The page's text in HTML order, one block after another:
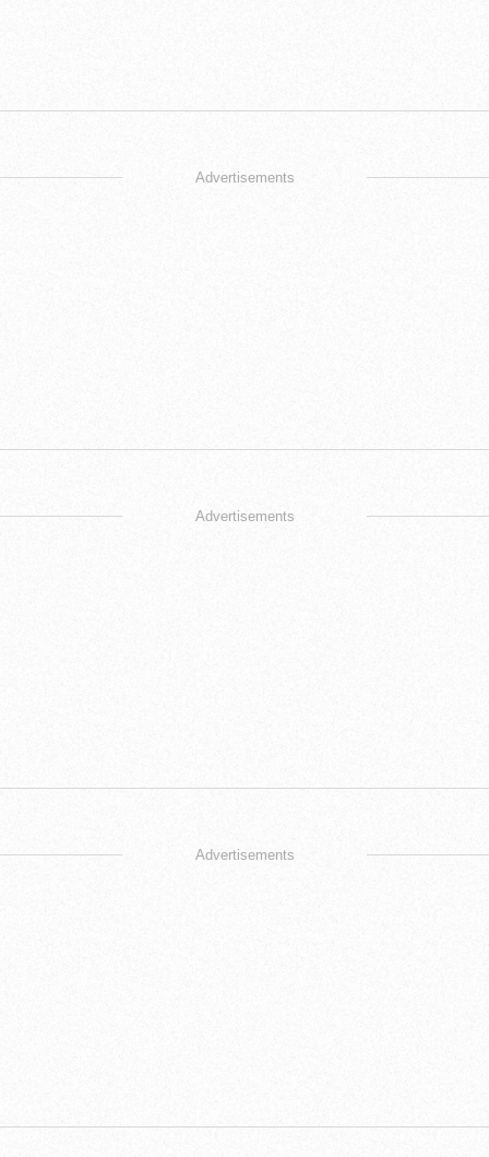
Advertisements
Advertisements
Advertisements